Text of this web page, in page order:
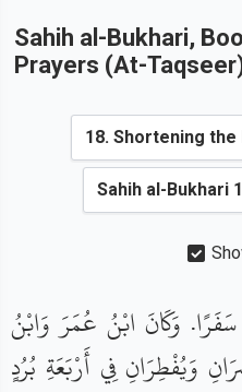
Sahih al-Bukhari,
Prayers (At-
وَكَانَ ابْنُ عُمَرَ وَابْنُ
وَيُفْطِرَانِ فِي أَرْبَعَةِ بُرُدٍ